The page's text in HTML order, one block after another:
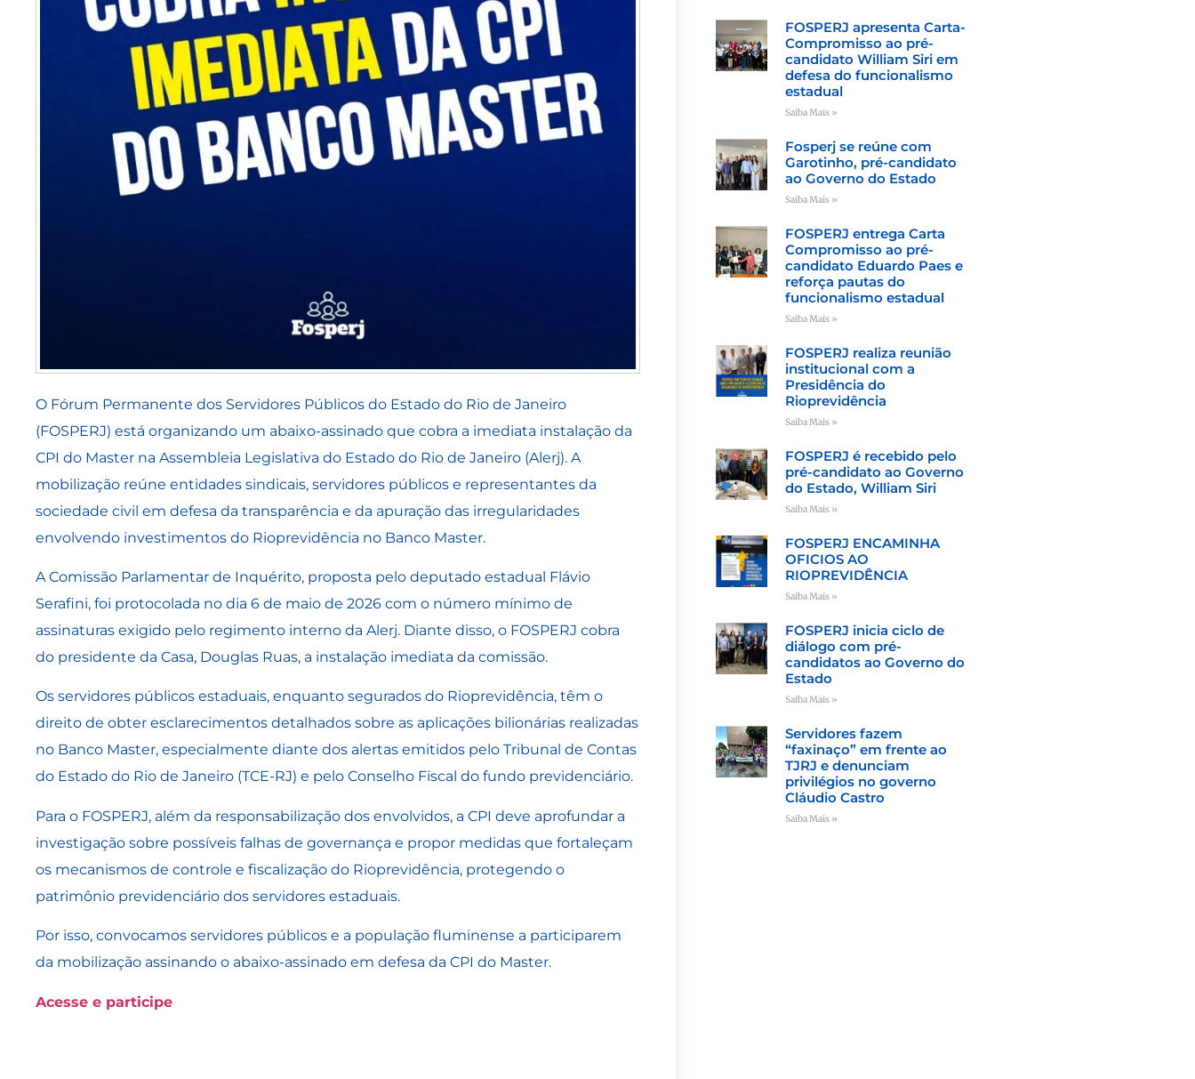
O Fórum Permanente dos Servidores Públicos do Estado do Rio de Janeiro
(FOSPERJ) está organizando um abaixo-assinado que cobra a imediata instalação da
CPI do Master na Assembleia Legislativa do Estado do Rio de Janeiro (Alerj). A
mobilização reúne entidades sindicais, servidores públicos e representantes da
sociedade civil em defesa da transparência e da apuração das irregularidades
envolvendo investimentos do Rioprevidência no Banco Master.
A Comissão Parlamentar de Inquérito, proposta pelo deputado estadual Flávio
Serafini, foi protocolada no dia 6 de maio de 2026 com o número mínimo de
assinaturas exigido pelo regimento interno da Alerj. Diante disso, o FOSPERJ cobra
do presidente da Casa, Douglas Ruas, a instalação imediata da comissão.
Os servidores públicos estaduais, enquanto segurados do Rioprevidência, têm o
direito de obter esclarecimentos detalhados sobre as aplicações bilionárias realizadas
no Banco Master, especialmente diante dos alertas emitidos pelo Tribunal de Contas
do Estado do Rio de Janeiro (TCE-RJ) e pelo Conselho Fiscal do fundo previdenciário.
Para o FOSPERJ, além da responsabilização dos envolvidos, a CPI deve aprofundar a
investigação sobre possíveis falhas de governança e propor medidas que fortaleçam
os mecanismos de controle e fiscalização do Rioprevidência, protegendo o
patrimônio previdenciário dos servidores estaduais.
Por isso, convocamos servidores públicos e a população fluminense a participarem
da mobilização assinando o abaixo-assinado em defesa da CPI do Master.
Acesse e participe
FOSPERJ apresenta Carta-
Compromisso ao pré-
candidato William Siri em
defesa do funcionalismo
estadual
Saiba Mais »
Fosperj se reúne com
Garotinho, pré-candidato
ao Governo do Estado
Saiba Mais »
FOSPERJ entrega Carta
Compromisso ao pré-
candidato Eduardo Paes e
reforça pautas do
funcionalismo estadual
Saiba Mais »
FOSPERJ realiza reunião
institucional com a
Presidência do
Rioprevidência
Saiba Mais »
FOSPERJ é recebido pelo
pré-candidato ao Governo
do Estado, William Siri
Saiba Mais »
FOSPERJ ENCAMINHA
OFICIOS AO
RIOPREVIDÊNCIA
Saiba Mais »
FOSPERJ inicia ciclo de
diálogo com pré-
candidatos ao Governo do
Estado
Saiba Mais »
Servidores fazem
“faxinaço” em frente ao
TJRJ e denunciam
privilégios no governo
Cláudio Castro
Saiba Mais »